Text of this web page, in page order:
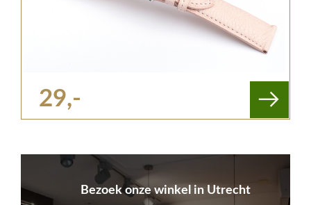
29,-
Bezoek onze winkel in Utrecht